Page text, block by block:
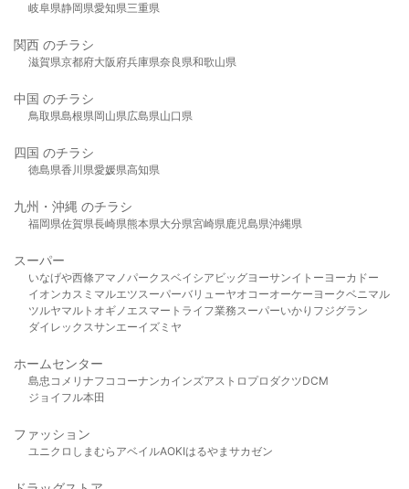
岐阜県静岡県愛知県三重県
関西 のチラシ
滋賀県京都府大阪府兵庫県奈良県和歌山県
中国 のチラシ
鳥取県島根県岡山県広島県山口県
四国 のチラシ
徳島県香川県愛媛県高知県
九州・沖縄 のチラシ
福岡県佐賀県長崎県熊本県大分県宮崎県鹿児島県沖縄県
スーパー
いなげや西條アマノパークスベイシア ビッグヨーサンイトーヨーカドー
イオンカスミ マルエツスーパーバリューヤオコーオーケー ヨークベニマル
ツルヤマルト オギノ エスマート ライフ業務スーパーいかり フジグラン
ダイレックスサンエーイズミヤ
ホームセンター
島忠 コメリ ナフコ コーナンカインズアストロプロダクツDCM
ジョイフル本田
ファッション
ユニクロ しまむら アベイルAOKIはるやま サカゼン